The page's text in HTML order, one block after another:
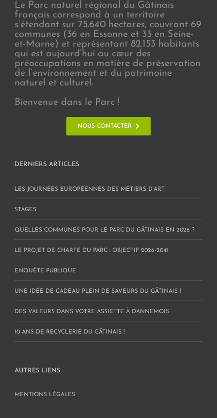
Le Parc naturel régional du Gâtinais
français correspond à un territoire
s’étendant sur 75.640 hectares, couvrant 69
communes (36 en Essonne et 33 en Seine-
et-Marne) et représentant 82.153 habitants
qui est aujourd’hui au cœur des
préoccupations en matière de préservation
de l’environnement et du patrimoine
naturel et culturel.
Bienvenue dans le Parc !
NOUS CONTACTER
DERNIERS ARTICLES
LES JOURNÉES EUROPÉENNES DES MÉTIERS D’ART
STAGES
QUELLES COMMUNES POUR LE PARC DU GÂTINAIS EN 2026 ?
LE PROJET DE CHARTE DU PARC : OBJECTIF 2026-2041
ENQUÊTE PUBLIQUE
UNE IDÉE DE CADEAU PLEIN DE SAVEURS DU GÂTINAIS !
DES VALEURS DANS VOTRE ASSIETTE À DANNEMOIS
10 ANS DE RECYCLERIE DU GÂTINAIS !
AUTRES LIENS
MENTIONS LÉGALES